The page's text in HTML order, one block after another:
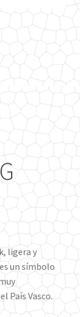
ligera y
un símbolo
País Vasco.